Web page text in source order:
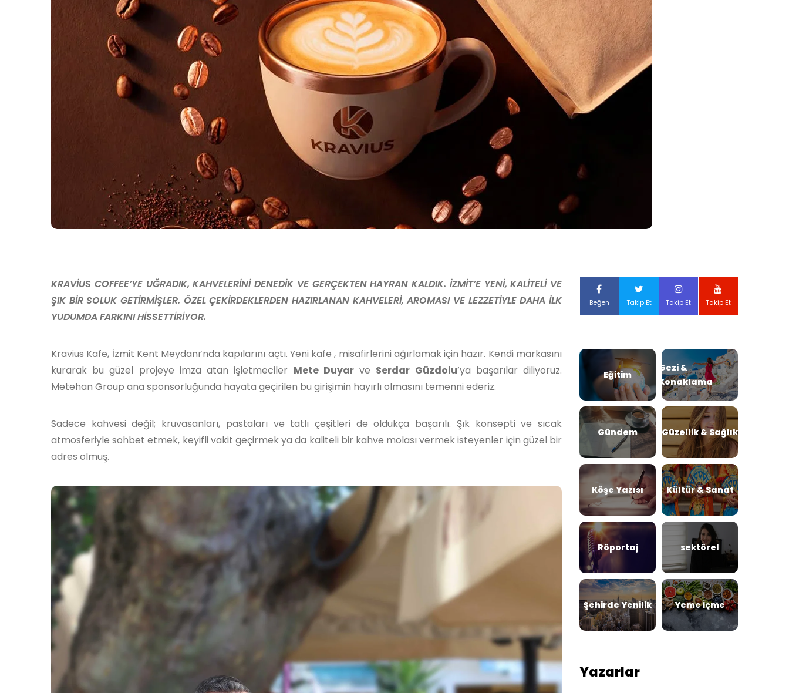
KRAVİUS COFFEE’YE UĞRADIK, KAHVELERİNİ DENEDİK VE GERÇEKTEN HAYRAN KALDIK. İZMİT’E YENİ, KALİTELİ VE
ŞIK BİR SOLUK GETİRMİŞLER. ÖZEL ÇEKİRDEKLERDEN HAZIRLANAN KAHVELERİ, AROMASI VE LEZZETİYLE DAHA İLK
YUDUMDA FARKINI HİSSETTİRİYOR.
Kravius Kafe, İzmit Kent Meydanı’nda kapılarını açtı. Yeni kafe , misafirlerini ağırlamak için hazır. Kendi markasını
kurarak bu güzel projeye imza atan işletmeciler Mete Duyarve Serdar Güzdolu’ya başarılar diliyoruz.
Metehan Group ana sponsorluğunda hayata geçirilen bu girişimin hayırlı olmasını temenni ederiz.
Sadece kahvesi değil; kruvasanları, pastaları ve tatlı çeşitleri de oldukça başarılı. Şık konsepti ve sıcak
atmosferiyle sohbet etmek, keyifli vakit geçirmek ya da kaliteli bir kahve molası vermek isteyenler için güzel bir
adres olmuş.
Beğen Takip Et Takip Et Takip Et
Eğitim
Gezi &
Konaklama
Gündem Güzellik & Sağlık
Köşe Yazısı Kültür & Sanat
Röportaj sektörel
Şehirde Yenilik Yeme İçme
Yazarlar